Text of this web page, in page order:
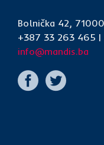
Bolnička 42,
+387 33 263 465
info@mandis.ba